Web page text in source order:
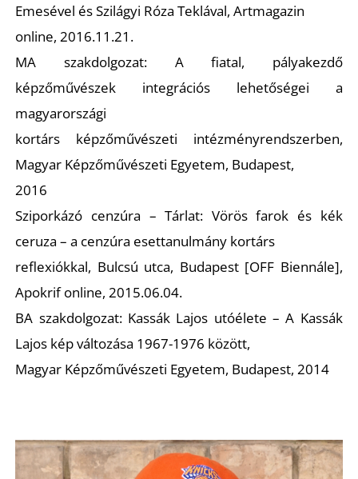
Emesével és Szilágyi Róza Teklával, Artmagazin
online, 2016.11.21.
MA szakdolgozat: A fiatal, pályakezdő
képzőművészek integrációs lehetőségei a
magyarországi
kortárs képzőművészeti intézményrendszerben,
Magyar Képzőművészeti Egyetem, Budapest,
2016
Sziporkázó cenzúra – Tárlat: Vörös farok és kék
ceruza – a cenzúra esettanulmány kortárs
reflexiókkal, Bulcsú utca, Budapest [OFF Biennále],
Apokrif online, 2015.06.04.
BA szakdolgozat: Kassák Lajos utóélete – A Kassák
Lajos kép változása 1967-1976 között,
Magyar Képzőművészeti Egyetem, Budapest, 2014